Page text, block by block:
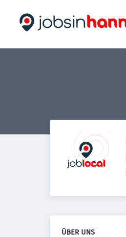
ÜBER UNS